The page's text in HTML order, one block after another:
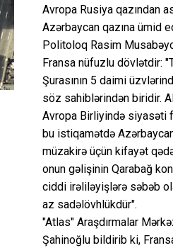
Avropa Rusiya qazından
Azərbaycan qazına ümid
Politoloq Rasim
Fransa nüfuzlu dövlətdir:
Şurasının 5 daimi
söz sahiblərindən biridir.
Avropa Birliyində siyasəti
bu istiqamətdə
müzakirə üçün kifayət
onun gəlişinin Qarabağ
ciddi irəliləyişlərə səbəb
az sadəlövhlükdür".
"Atlas" Araşdırmalar
Şahinoğlu bildirib ki,